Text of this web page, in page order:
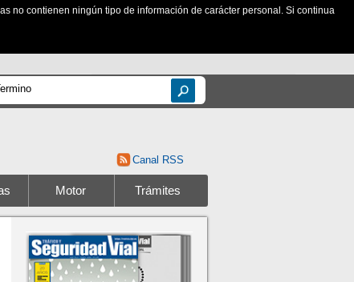
no contienen ningún tipo de información de carácter personal. Si continua
Canal RSS
Motor Trámites